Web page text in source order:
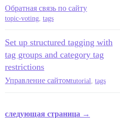
Обратная связь по сайту
topic-voting, tags
Set up structured tagging with
tag groups and category tag
restrictions
Управление сайтомtutorial tags
следующая страница →